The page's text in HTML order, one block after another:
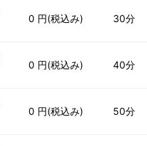
0 円(税込み) 30分
0 円(税込み) 40分
0 円(税込み) 50分